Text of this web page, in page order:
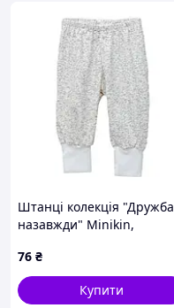
Штанці колекція "Дружба
назавжди" Minikin,
76 ₴
Купити